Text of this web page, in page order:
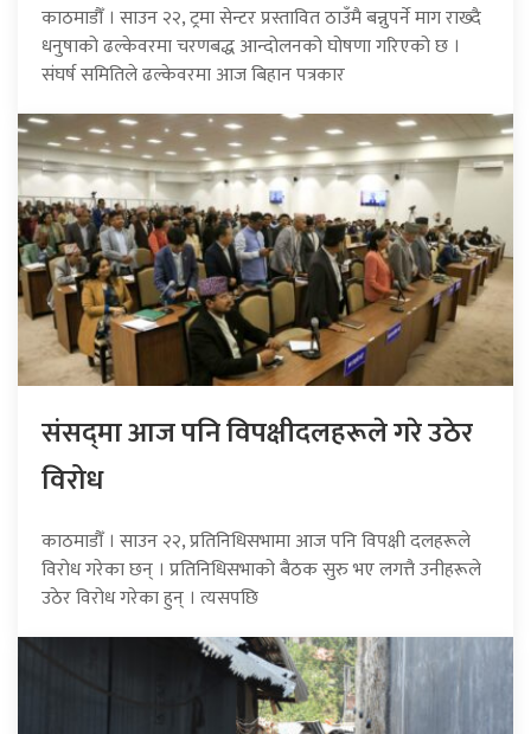
काठमाडौँ । साउन २२, ट्रमा सेन्टर प्रस्तावित ठाउँमै बन्नुपर्ने माग राख्दै
धनुषाको ढल्केवरमा चरणबद्ध आन्दोलनको घोषणा गरिएको छ ।
संघर्ष समितिले ढल्केवरमा आज बिहान पत्रकार
संसद्‍मा आज पनि विपक्षीदलहरूले गरे उठेर
विरोध
काठमाडौँ । साउन २२, प्रतिनिधिसभामा आज पनि विपक्षी दलहरूले
विरोध गरेका छन् । प्रतिनिधिसभाको बैठक सुरु भए लगत्तै उनीहरूले
उठेर विरोध गरेका हुन् । त्यसपछि